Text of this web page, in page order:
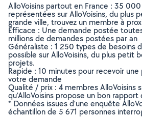
AlloVoisins partout en France : 35
représentées sur AlloVoisins, du plus
grande ville, trouvez un membre à
Efficace : Une demande postée
millions de demandes postées par an
Généraliste : 1 250 types de besoins
possible sur AlloVoisins, du plus petit
projets.
Rapide : 10 minutes pour recevoir
votre demande
Qualité / prix : 4 membres AlloVoisins
qu’AlloVoisins propose un bon
* Données issues d’une enquête
échantillon de 5 671 personnes